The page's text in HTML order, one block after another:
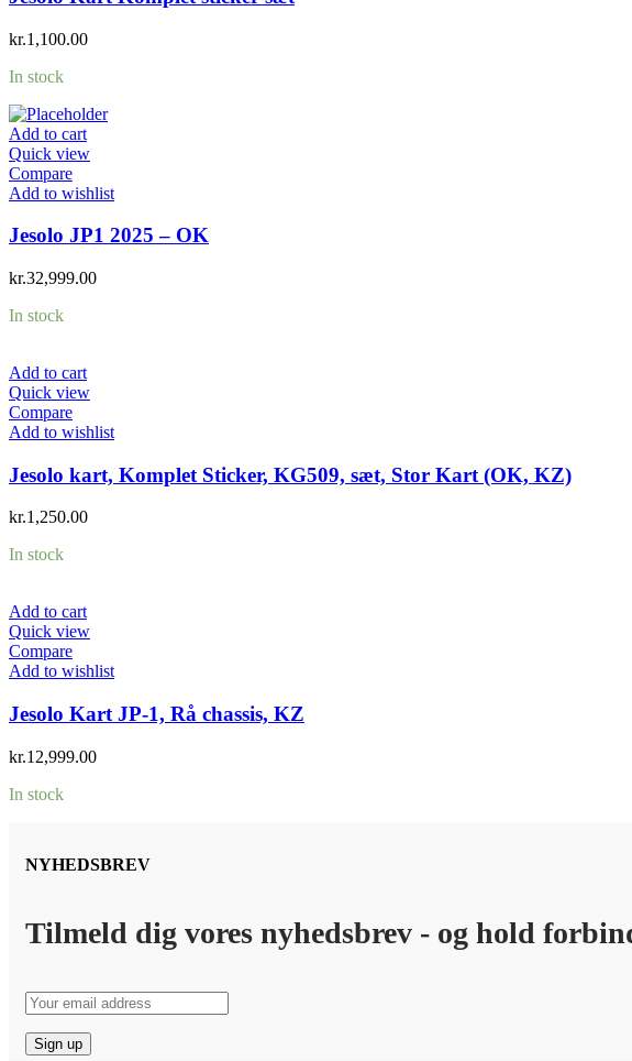
kr.1,100.00
In stock
Add to cart
Quick view
Compare
Add to wishlist
Jesolo JP1 2025 – OK
kr.32,999.00
In stock
Add to cart
Quick view
Compare
Add to wishlist
Jesolo kart, Komplet Sticker, KG509, sæt, Stor Kart (OK, KZ)
kr.1,250.00
In stock
Add to cart
Quick view
Compare
Add to wishlist
Jesolo Kart JP-1, Rå chassis, KZ
kr.12,999.00
In stock
NYHEDSBREV
Tilmeld dig vores nyhedsbrev - og hold